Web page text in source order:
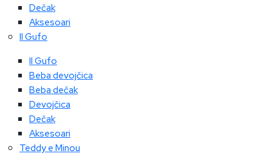
Dečak
Aksesoari
Il Gufo
Il Gufo
Beba devojčica
Beba dečak
Devojčica
Dečak
Aksesoari
Teddy e Minou